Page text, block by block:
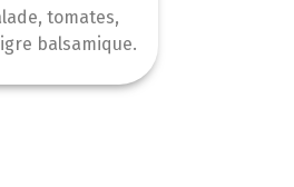
tomates,
balsamique.